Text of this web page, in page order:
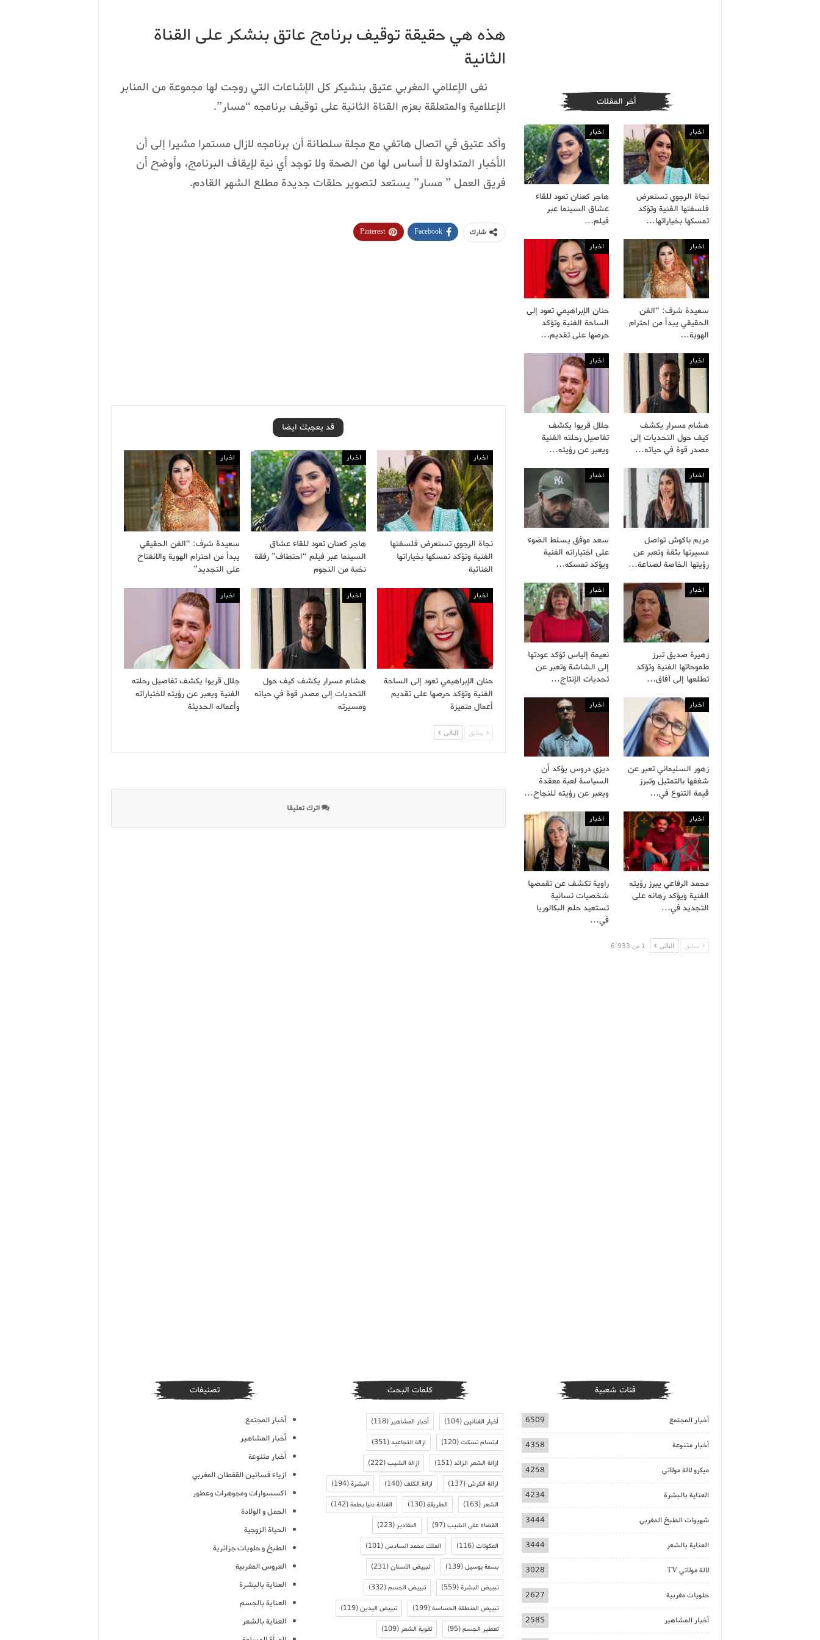
هذه هي حقيقة توقيف برنامج عاتق بنشكر على القناة
الثانية
نفى الإعلامي المغربي عتيق بنشيكر كل الإشاعات التي روجت لها مجموعة من المنابر
الإعلامية والمتعلقة بعزم القناة الثانية على توقيف برنامجه “مسار”.
وأكد عتيق في اتصال هاتفي مع مجلة سلطانة أن برنامجه لازال مستمرا مشيرا إلى أن
الأخبار المتداولة لا أساس لها من الصحة ولا توجد أي نية لإيقاف البرنامج، وأوضح أن
فريق العمل ” مسار” يستعد لتصوير حلقات جديدة مطلع الشهر القادم.
شارك Facebook
Pinterest
قد يعجبك ايضا
اخبار
نجاة الرجوي تستعرض فلسفتها
الفنية وتؤكد تمسكها بخياراتها
الغنائية
اخبار
هاجر كعنان تعود للقاء عشاق
السينما عبر فيلم “احتطاف” رفقة
نخبة من النجوم
اخبار
سعيدة شرف: “الفن الحقيقي
يبدأ من احترام الهوية والانفتاح
على التجديد”
اخبار
حنان الإبراهيمي تعود إلى الساحة
الفنية وتؤكد حرصها على تقديم
أعمال متميزة
اخبار
هشام مسرار يكشف كيف حول
التحديات إلى مصدر قوة في حياته
ومسيرته
اخبار
جلال قريوا يكشف تفاصيل رحلته
الفنية ويعبر عن رؤيته لاختياراته
وأعماله الحديثة
سابق التالى
اترك تعليقا
أخر المقلات
اخبار
نجاة الرجوي تستعرض
فلسفتها الفنية وتؤكد
تمسكها بخياراتها…
اخبار
هاجر كعنان تعود للقاء
عشاق السينما عبر
فيلم…
اخبار
سعيدة شرف: “الفن
الحقيقي يبدأ من احترام
الهوية…
اخبار
حنان الإبراهيمي تعود إلى
الساحة الفنية وتؤكد
حرصها على تقديم…
اخبار
هشام مسرار يكشف
كيف حول التحديات إلى
مصدر قوة في حياته…
اخبار
جلال قريوا يكشف
تفاصيل رحلته الفنية
ويعبر عن رؤيته…
اخبار
مريم باكوش تواصل
مسيرتها بثقة وتعبر عن
رؤيتها الخاصة لصناعة…
اخبار
سعد موفق يسلط الضوء
على اختياراته الفنية
ويؤكد تمسكه…
اخبار
زهيرة صديق تبرز
طموحاتها الفنية وتؤكد
تطلعها إلى آفاق…
اخبار
نعيمة إلياس تؤكد عودتها
إلى الشاشة وتعبر عن
تحديات الإنتاج…
اخبار
زهور السليماني تعبر عن
شغفها بالتمثيل وتبرز
قيمة التنوع في…
اخبار
ديزي دروس يؤكد أن
السياسة لعبة معقدة
ويعبر عن رؤيته للنجاح…
اخبار
محمد الرفاعي يبرز رؤيته
الفنية ويؤكد رهانه على
التجديد في…
اخبار
راوية تكشف عن تقمصها
شخصيات نسائية
تستعيد حلم البكالوريا
في…
سابق التالى 1 من 6٬933
فئات شعبية
أخبار المجتمع 6509
أخبار متنوعة 4358
ميكرو لالة مولاتي 4258
العناية بالبشرة 4234
شهيوات الطبخ المغربي 3444
العناية بالشعر 3444
لالة مولاتي TV 3028
حلويات مغربية 2627
أخبار المشاهير 2585
كلمات البحث
أخبار الفنانين(104) أخبار المشاهير(118)
ابتسام تسكت(120) ازالة التجاعيد(351)
ازالة الشعر الزائد(151) ازالة الشيب(222)
ازالة الكرش(137) ازالة الكلف(140) البشرة(194)
الشعر(163) الطريقة(130) الفنانة دنيا بطمة(142)
القضاء على الشيب(97) المقادير(223)
المكونات(116) الملك محمد السادس(101)
بسمة بوسيل(139) تبييض الاسنان(231)
تبييض البشرة(559) تبييض الجسم(332)
تبييض المنطقة الحساسة(199) تبييض اليدين(119)
تعطير الجسم(95) تقوية الشعر(109)
تصنيفات
أخبار المجتمع
أخبار المشاهير
أخبار متنوعة
ازياء فساتين القفطان المغربي
اكسسوارات ومجوهرات وعطور
الحمل و الولادة
الحياة الزوجية
الطبخ و حلويات جزائرية
العروس المغربية
العناية بالبشرة
العناية بالجسم
العناية بالشعر